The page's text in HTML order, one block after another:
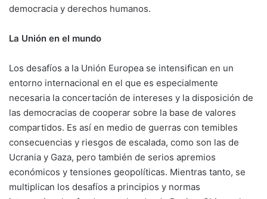
democracia y derechos humanos.
La Unión en el mundo
Los desafíos a la Unión Europea se intensifican en un
entorno internacional en el que es especialmente
necesaria la concertación de intereses y la disposición de
las democracias de cooperar sobre la base de valores
compartidos. Es así en medio de guerras con temibles
consecuencias y riesgos de escalada, como son las de
Ucrania y Gaza, pero también de serios apremios
económicos y tensiones geopolíticas. Mientras tanto, se
multiplican los desafíos a principios y normas